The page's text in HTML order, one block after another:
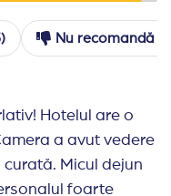
cu mancare
obligatoriu in
modifica
Nu recomandă
Hotelul are o
a avut vedere
Micul dejun